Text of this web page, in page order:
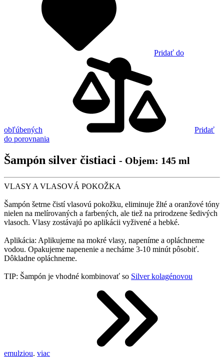
Pridať do
obľúbených
Pridať
do porovnania
Šampón silver čistiaci - Objem: 145 ml
VLASY A VLASOVÁ POKOŽKA
Šampón šetrne čistí vlasovú pokožku, eliminuje žlté a oranžové tóny
nielen na melírovaných a farbených, ale tiež na prirodzene šedivých
vlasoch. Vlasy zostávajú po aplikácii vyživené a hebké.
Aplikácia: Aplikujeme na mokré vlasy, napeníme a opláchneme
vodou. Opakujeme napenenie a necháme 3-10 minút pôsobiť.
Dôkladne opláchneme.
TIP: Šampón je vhodné kombinovať so Silver kolagénovou
emulziou. viac